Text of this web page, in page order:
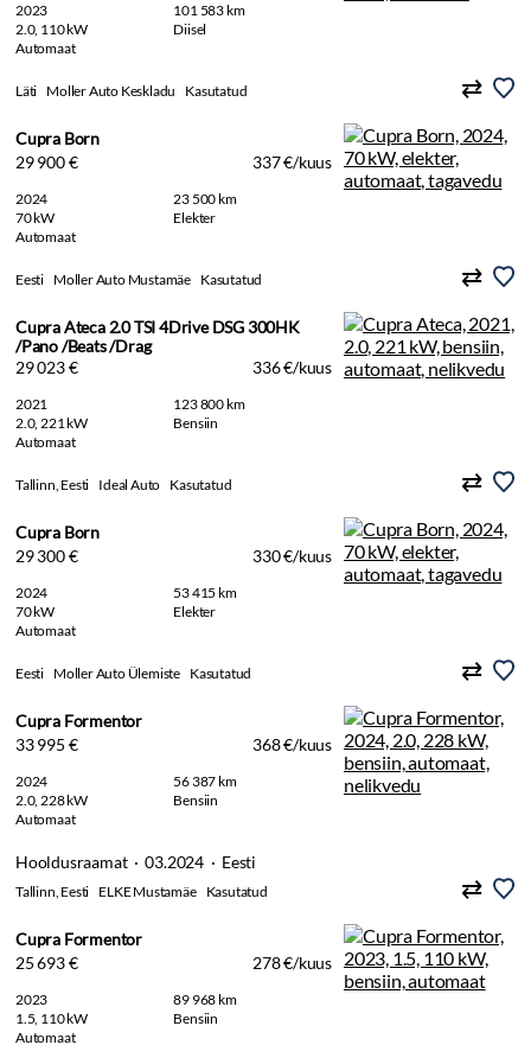
2023
101 583 km
2.0, 110 kW
Diisel
Automaat
Läti Moller Auto Keskladu Kasutatud
Cupra Born
29 900 €
337 €/kuus
2024
23 500 km
70 kW
Elekter
Automaat
Eesti Moller Auto Mustamäe Kasutatud
Cupra Ateca 2.0 TSI 4Drive DSG 300HK
/Pano /Beats /Drag
29 023 €
336 €/kuus
2021
123 800 km
2.0, 221 kW
Bensiin
Automaat
Tallinn, Eesti Ideal Auto Kasutatud
Cupra Born
29 300 €
330 €/kuus
2024
53 415 km
70 kW
Elekter
Automaat
Eesti Moller Auto Ülemiste Kasutatud
Cupra Formentor
33 995 €
368 €/kuus
2024
56 387 km
2.0, 228 kW
Bensiin
Automaat
Hooldusraamat · 03.2024 · Eesti
Tallinn, Eesti ELKE Mustamäe Kasutatud
Cupra Formentor
25 693 €
278 €/kuus
2023
89 968 km
1.5, 110 kW
Bensiin
Automaat